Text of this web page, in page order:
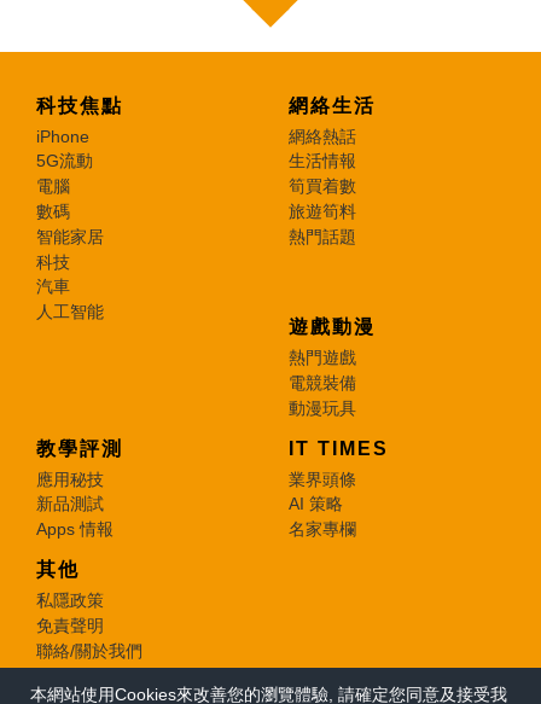
科技焦點
iPhone
5G流動
電腦
數碼
智能家居
科技
汽車
人工智能
網絡生活
網絡熱話
生活情報
筍買着數
旅遊筍料
熱門話題
遊戲動漫
熱門遊戲
電競裝備
動漫玩具
教學評測
應用秘技
新品測試
Apps 情報
IT TIMES
業界頭條
AI 策略
名家專欄
其他
私隱政策
免責聲明
聯絡/關於我們
© 2026 e-zone. All Rights Reserved.
本網站使用Cookies來改善您的瀏覽體驗, 請確定您同意及接受我